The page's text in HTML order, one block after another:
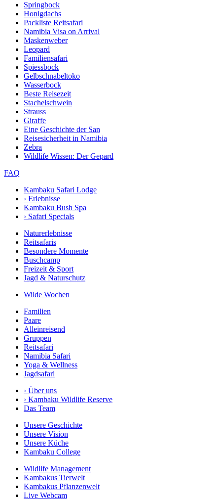
Springbock
Honigdachs
Packliste Reitsafari
Namibia Visa on Arrival
Maskenweber
Leopard
Familiensafari
Spiessbock
Gelbschnabeltoko
Wasserbock
Beste Reisezeit
Stachelschwein
Strauss
Giraffe
Eine Geschichte der San
Reisesicherheit in Namibia
Zebra
Wildlife Wissen: Der Gepard
FAQ
Kambaku Safari Lodge
› Erlebnisse
Kambaku Bush Spa
› Safari Specials
Naturerlebnisse
Reitsafaris
Besondere Momente
Buschcamp
Freizeit & Sport
Jagd & Naturschutz
Wilde Wochen
Familien
Paare
Alleinreisend
Gruppen
Reitsafari
Namibia Safari
Yoga & Wellness
Jagdsafari
› Über uns
› Kambaku Wildlife Reserve
Das Team
Unsere Geschichte
Unsere Vision
Unsere Küche
Kambaku College
Wildlife Management
Kambakus Tierwelt
Kambakus Pflanzenwelt
Live Webcam